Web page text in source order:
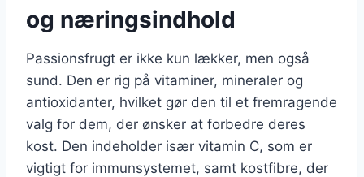
og næringsindhold
Passionsfrugt er ikke kun lækker, men også
sund. Den er rig på vitaminer, mineraler og
antioxidanter, hvilket gør den til et fremragende
valg for dem, der ønsker at forbedre deres
kost. Den indeholder især vitamin C, som er
vigtigt for immunsystemet, samt kostfibre, der